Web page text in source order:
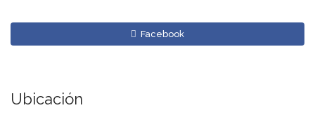
Facebook
Ubicación